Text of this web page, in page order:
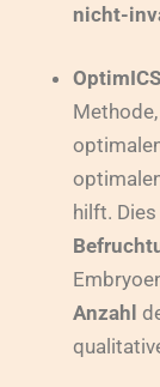
nicht-
hilft.
Anzahl